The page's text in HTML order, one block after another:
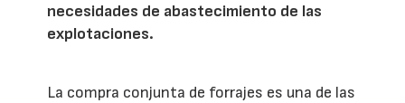
necesidades de abastecimiento de las
explotaciones.
La compra conjunta de forrajes es una de las